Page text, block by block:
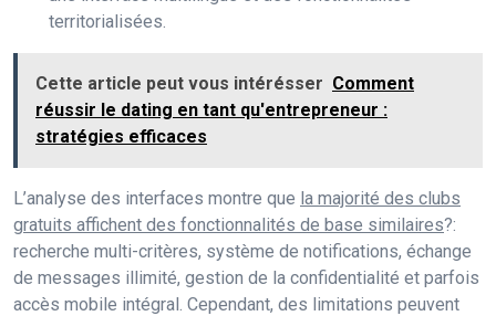
territorialisées.
Cette article peut vous intérésser Comment
réussir le dating en tant qu'entrepreneur :
stratégies efficaces
L’analyse des interfaces montre que la majorité des clubs
gratuits affichent des fonctionnalités de base similaires?:
recherche multi-critères, système de notifications, échange
de messages illimité, gestion de la confidentialité et parfois
accès mobile intégral. Cependant, des limitations peuvent